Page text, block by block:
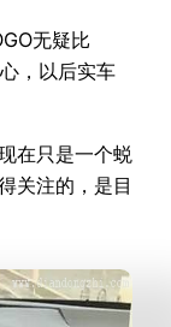
无疑比
，以后实车
在只是一个蜕
关注的，是目